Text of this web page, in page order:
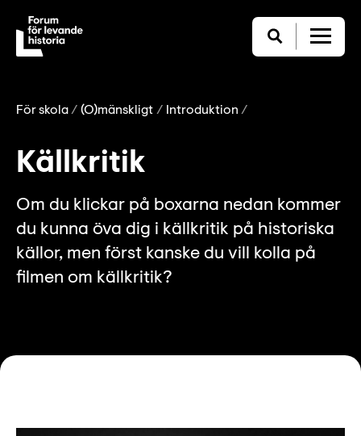
För skola (O)mänskligt Introduktion
Källkritik
Om du klickar på boxarna nedan kommer
du kunna öva dig i källkritik på historiska
källor, men först kanske du vill kolla på
filmen om källkritik?